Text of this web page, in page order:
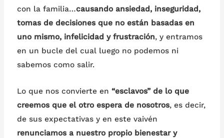
con la familia…causando ansiedad, inseguridad,
tomas de decisiones que no están basadas en
uno mismo, infelicidad y frustración, y entramos
en un bucle del cual luego no podemos ni
sabemos como salir.
Lo que nos convierte en “esclavos” de lo que
creemos que el otro espera de nosotros, es decir,
de sus expectativas y en este vaivén
renunciamos a nuestro propio bienestar y